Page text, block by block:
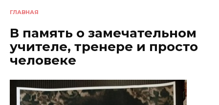
ГЛАВНАЯ
В память о замечательном
учителе, тренере и просто
человеке